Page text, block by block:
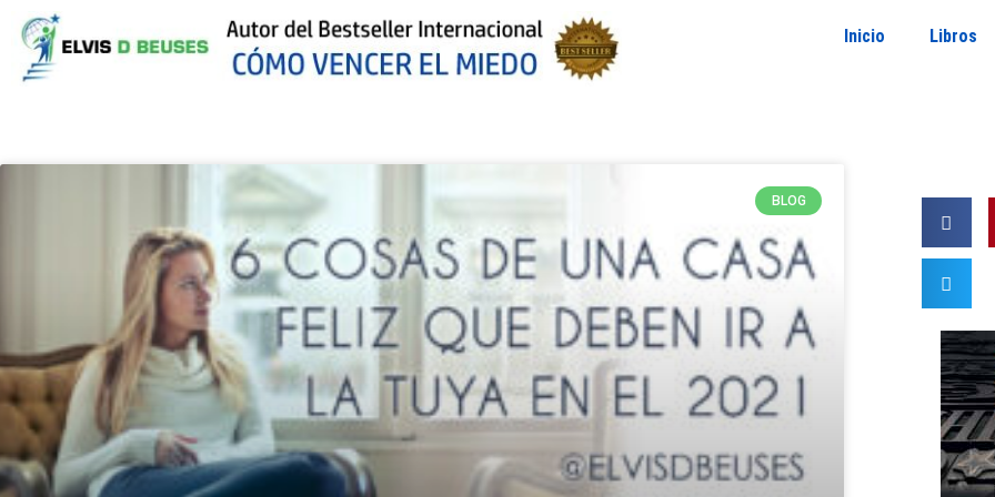
Inicio Libros
BLOG